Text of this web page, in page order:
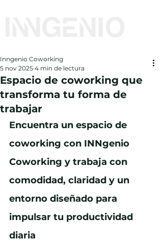
Espacio de coworking que
transforma tu forma de
trabajar
Inngenio Coworking
5 nov 2025 4 min de lectura
Encuentra un espacio de
coworking con INNgenio
Coworking y trabaja con
comodidad, claridad y un
entorno diseñado para
impulsar tu productividad
diaria